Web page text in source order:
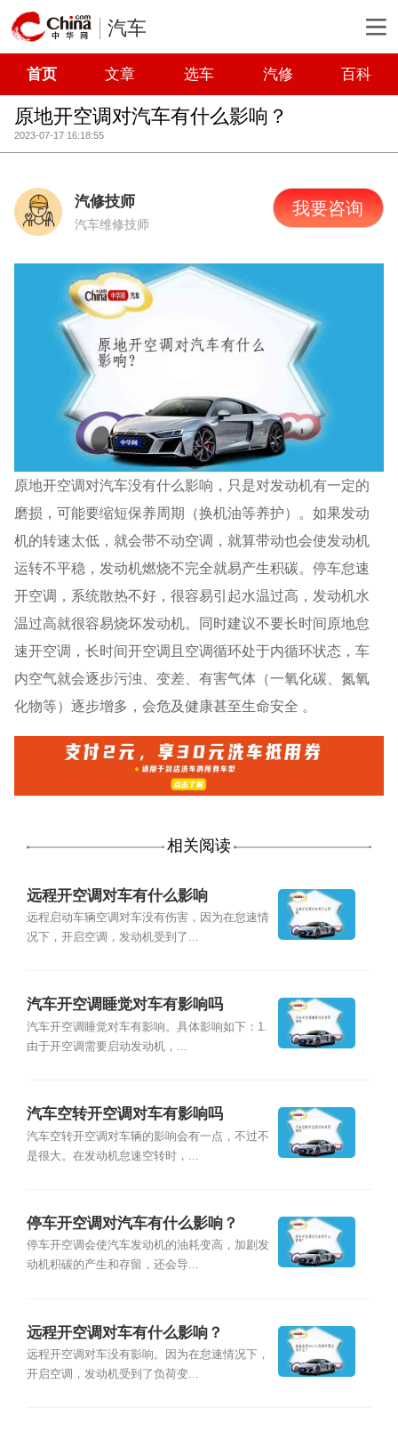
汽车
首页 文章 选车 汽修 百科
原地开空调对汽车有什么影响？
2023-07-17 16:18:55
汽修技师
汽车维修技师
我要咨询
原地开空调对汽车没有什么影响，只是对发动机有一定的
磨损，可能要缩短保养周期（换机油等养护）。如果发动
机的转速太低，就会带不动空调，就算带动也会使发动机
运转不平稳，发动机燃烧不完全就易产生积碳。停车怠速
开空调，系统散热不好，很容易引起水温过高，发动机水
温过高就很容易烧坏发动机。同时建议不要长时间原地怠
速开空调，长时间开空调且空调循环处于内循环状态，车
内空气就会逐步污浊、变差、有害气体（一氧化碳、氮氧
化物等）逐步增多，会危及健康甚至生命安全 。
相关阅读
远程开空调对车有什么影响
远程启动车辆空调对车没有伤害，因为在怠速情
况下，开启空调，发动机受到了...
汽车开空调睡觉对车有影响吗
汽车开空调睡觉对车有影响。具体影响如下：1.
由于开空调需要启动发动机，...
汽车空转开空调对车有影响吗
汽车空转开空调对车辆的影响会有一点，不过不
是很大。在发动机怠速空转时，...
停车开空调对汽车有什么影响？
停车开空调会使汽车发动机的油耗变高，加剧发
动机积碳的产生和存留，还会导...
远程开空调对车有什么影响？
远程开空调对车没有影响。因为在怠速情况下，
开启空调，发动机受到了负荷变...